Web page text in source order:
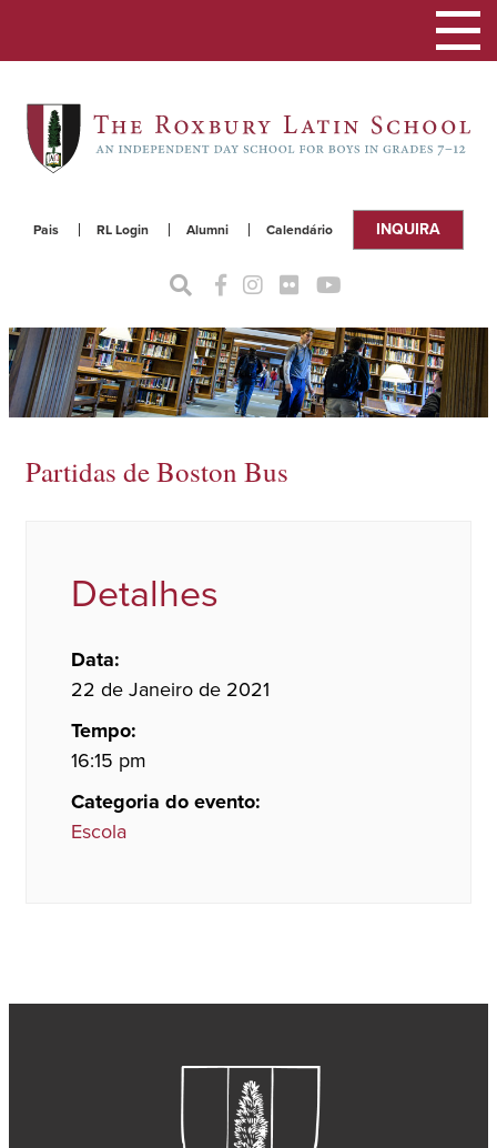
Pais RL Login Alumni Calendário INQUIRA
a
Partidas de Boston Bus
Detalhes
Data:
22 de Janeiro de 2021
Tempo:
16:15 pm
Categoria do evento:
Escola